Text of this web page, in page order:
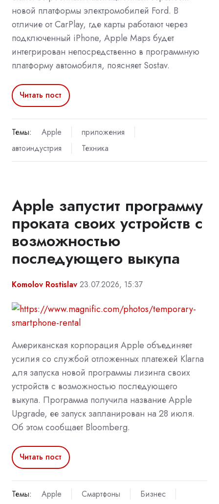
новой платформы электромобилей Ford. В
отличие от CarPlay, где карты работают через
подключенный iPhone, Apple Maps будет
интегрирован непосредственно в программную
платформу автомобиля, поясняет Sostav.
Читать пост
Темы: Apple
приложения
автоиндустрия
Техника
Apple запустит программу
проката своих устройств с
возможностью
последующего выкупа
Komolov Rostislav 23.07.2026, 15:37
Американская корпорация Apple объединяет
усилия со службой отложенных платежей Klarna
для запуска новой программы лизинга своих
устройств с возможностью последующего
выкупа. Программа получила название Apple
Upgrade, ее запуск запланирован на 28 июля.
Об этом сообщает Bloomberg.
Читать пост
Темы: Apple Смартфоны
Бизнес